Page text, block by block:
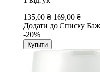
135,00 ₴ 169,00 ₴
Додати до Списку
-20%
Купити